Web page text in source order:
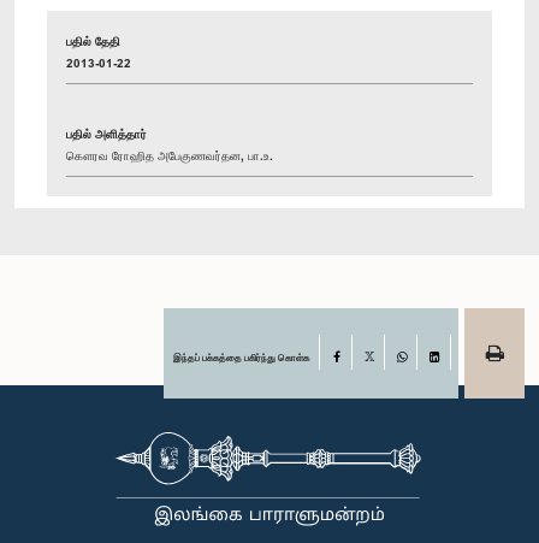
பதில் தேதி
2013-01-22
பதில் அளித்தார்
கௌரவ ரோஹித அபேகுணவர்தன, பா.உ.
இந்தப் பக்கத்தை பகிர்ந்து கொள்க Facebook